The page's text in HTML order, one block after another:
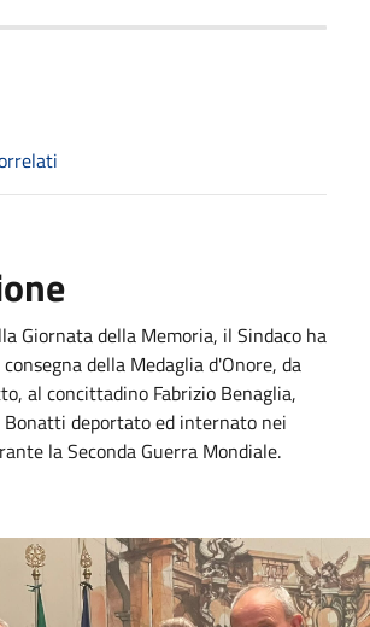
Giornata della Memoria, il Sindaco ha
della Medaglia d'Onore, da
al concittadino Fabrizio Benaglia,
Bonatti deportato ed internato nei
la Seconda Guerra Mondiale.